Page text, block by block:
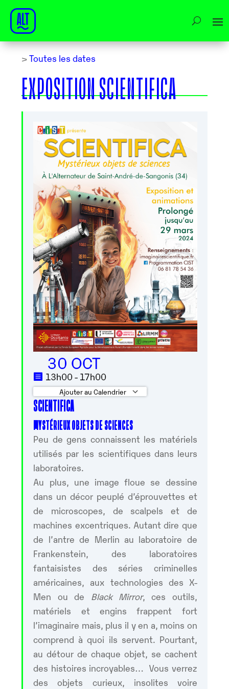
> Toutes les dates
EXPOSITION SCIENTIFICA
30 OCT
13h00 - 17h00
Ajouter au Calendrier
Télécharger ICS
SCIENTIFICA
MYSTÉRIEUX OBJETS DE SCIENCES
Peu de gens connaissent les matériels
utilisés par les scientifiques dans leurs
laboratoires.
Au plus, une image floue se dessine
dans un décor peuplé d’éprouvettes et
de microscopes, de scalpels et de
machines excentriques. Autant dire que
de l’antre de Merlin au laboratoire de
Frankenstein, des laboratoires
fantaisistes des séries criminelles
américaines, aux technologies des X-
Men ou de Black Mirror, ces outils,
matériels et engins frappent fort
l’imaginaire mais, plus il y en a, moins on
comprend à quoi ils servent. Pourtant,
au détour de chaque objet, se cachent
des histoires incroyables… Vous verrez
des objets curieux, insolites voire